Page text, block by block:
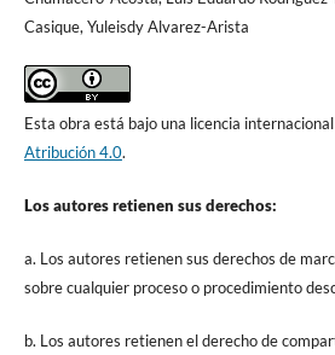
Casique, Yuleisdy Alvarez-Arista
Esta obra está bajo una licencia internacional
Atribución 4.0.
Los autores retienen sus derechos:
a. Los autores retienen sus derechos de
sobre cualquier proceso o procedimiento
b. Los autores retienen el derecho de